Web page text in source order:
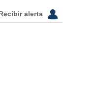
Recibir alerta